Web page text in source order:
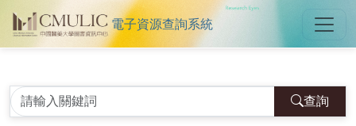
中國醫藥大學圖書館電子資源查
電子資源查詢系統
查詢